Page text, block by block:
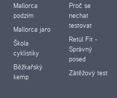
Mallorca
podzim
Mallorca jaro
Škola
cyklistiky
Běžkařský
kemp
Proč se
nechat
testovat
Retül Fit -
Správný
posed
Zátěžový test